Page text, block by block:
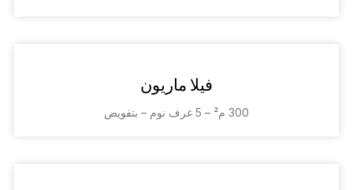
فيلا ماريون
300 م² – 5 غرف نوم – بتفويض